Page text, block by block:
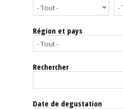
Notes
dégustation
Le
magazine
Région et pays
Rechercher
Date de degustation